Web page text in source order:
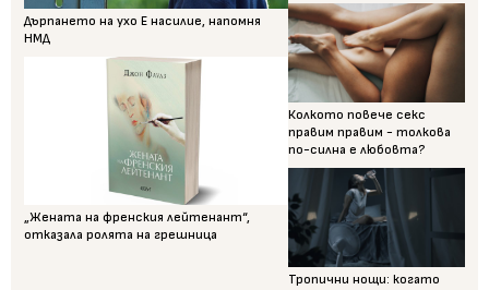
Дърпането на ухо Е насилие, напомня
НМД
„Жената на френския лейтенант“,
отказала ролята на грешница
Колкото повече секс
правим правим - толкова
по-силна е любовта?
Тропични нощи: когато